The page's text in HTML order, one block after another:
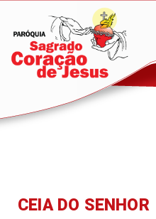
CEIA DO SENHOR